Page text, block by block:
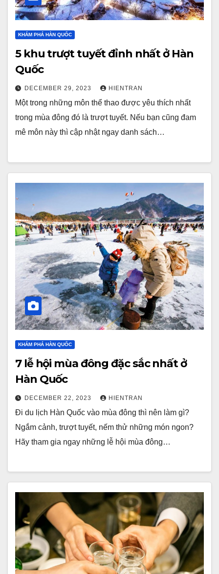
KHÁM PHÁ HÀN QUỐC
5 khu trượt tuyết đỉnh nhất ở Hàn
Quốc
DECEMBER 29, 2023 HIENTRAN
Một trong những môn thể thao được yêu thích nhất
trong mùa đông đó là trượt tuyết. Nếu bạn cũng đam
mê môn này thì cập nhật ngay danh sách…
KHÁM PHÁ HÀN QUỐC
7 lễ hội mùa đông đặc sắc nhất ở
Hàn Quốc
DECEMBER 22, 2023 HIENTRAN
Đi du lịch Hàn Quốc vào mùa đông thì nên làm gì?
Ngắm cảnh, trượt tuyết, nếm thử những món ngon?
Hãy tham gia ngay những lễ hội mùa đông…